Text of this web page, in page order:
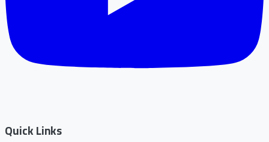
Quick Links